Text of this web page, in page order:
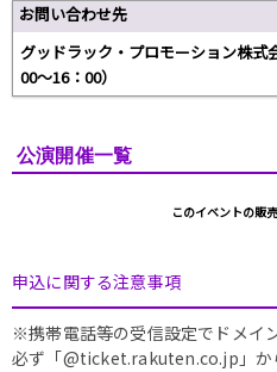
お問い合わせ先
グッドラック・プロモーション株式
00～16：00）
公演開催一覧
このイベントの販
申込に関する注意事項
※携帯電話等の受信設定でドメイ
必ず「@ticket.rakuten.co.jp」か